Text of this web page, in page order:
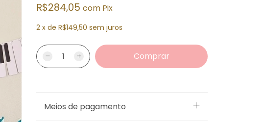
R$284,05 com Pix
2 x de R$149,50 sem juros
Meios de pagamento